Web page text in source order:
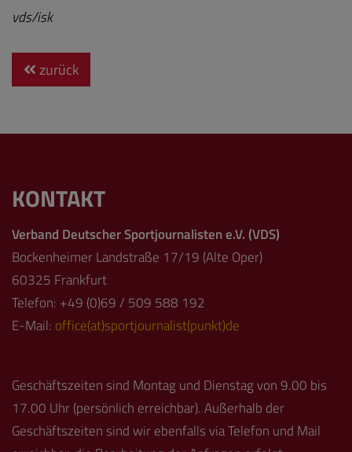
vds/isk
zurück
KONTAKT
Verband Deutscher Sportjournalisten e.V. (VDS)
Bockenheimer Landstraße 17/19 (Alte Oper)
60325 Frankfurt
Telefon: +49 (0)69 / 509 588 192
E-Mail: office(at)sportjournalist(punkt)de
Geschäftszeiten sind Montag und Dienstag von 9.00 bis
17.00 Uhr (persönlich erreichbar). Außerhalb der
Geschäftszeiten sind wir ebenfalls via Telefon und Mail